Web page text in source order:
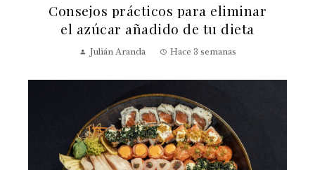
Consejos prácticos para eliminar
el azúcar añadido de tu dieta
Julián Aranda Hace 3 semanas